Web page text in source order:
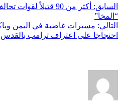
السابق:
أكثر من 90 قتيلاً
“المخا”
التالي: مسيرات غاضبة في اليمن
احتجاجا على اعتراف ترامب